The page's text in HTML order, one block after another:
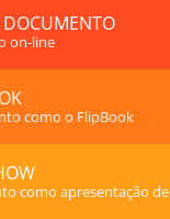
on-line
como o FlipBook
como apresentação de